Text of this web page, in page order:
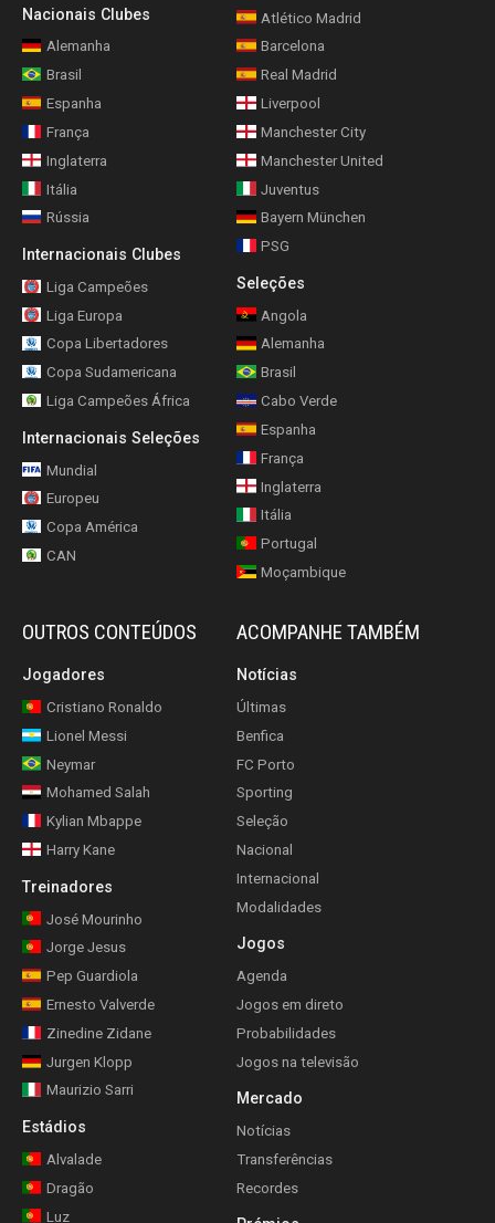
Nacionais Clubes
Alemanha
Brasil
Espanha
França
Inglaterra
Itália
Rússia
Internacionais Clubes
Liga Campeões
Liga Europa
Copa Libertadores
Copa Sudamericana
Liga Campeões África
Internacionais Seleções
Mundial
Europeu
Copa América
CAN
Atlético Madrid
Barcelona
Real Madrid
Liverpool
Manchester City
Manchester United
Juventus
Bayern München
PSG
Seleções
Angola
Alemanha
Brasil
Cabo Verde
Espanha
França
Inglaterra
Itália
Portugal
Moçambique
OUTROS CONTEÚDOS
Jogadores
Cristiano Ronaldo
Lionel Messi
Neymar
Mohamed Salah
Kylian Mbappe
Harry Kane
Treinadores
José Mourinho
Jorge Jesus
Pep Guardiola
Ernesto Valverde
Zinedine Zidane
Jurgen Klopp
Maurizio Sarri
Estádios
Alvalade
Dragão
Luz
ACOMPANHE TAMBÉM
Notícias
Últimas
Benfica
FC Porto
Sporting
Seleção
Nacional
Internacional
Modalidades
Jogos
Agenda
Jogos em direto
Probabilidades
Jogos na televisão
Mercado
Notícias
Transferências
Recordes